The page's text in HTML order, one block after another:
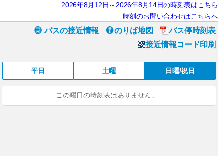
2026年8月12日～2026年8月14日の時刻表はこちら
時刻のお問い合わせはこちらへ
バスの接近情報 のりば地図
バス停時刻表
接近情報コード印刷
平日 土曜 日曜/祝日
この曜日の時刻表はありません。